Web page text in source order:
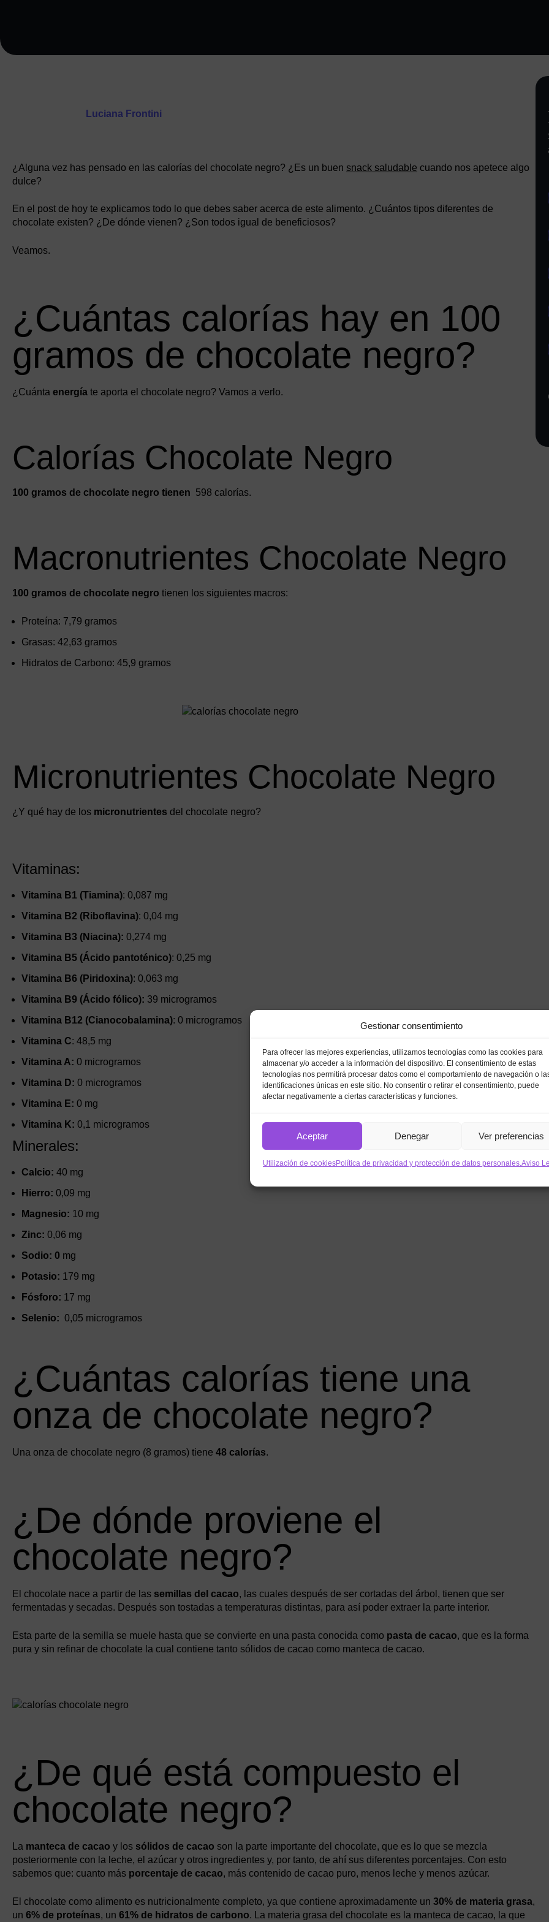
Gestionar consentimiento
Para ofrecer las mejores experiencias, utilizamos tecnologías como las cookies para
almacenar y/o acceder a la información del dispositivo. El consentimiento de estas
tecnologías nos permitirá procesar datos como el comportamiento de navegación o
identificaciones únicas en este sitio. No consentir o retirar el consentimiento, puede
afectar negativamente a ciertas características y funciones.
Aceptar Denegar Ver preferencias
Utilización de cookiesPolítica de privacidad y protección de datos personales.Aviso
Luciana Frontini
¿Alguna vez has pensado en las calorías del chocolate negro? ¿Es un buen snack saludable cuando nos apetece algo
dulce?
En el post de hoy te explicamos todo lo que debes saber acerca de este alimento. ¿Cuántos tipos diferentes de
chocolate existen? ¿De dónde vienen? ¿Son todos igual de beneficiosos?
Veamos.
¿Cuántas calorías hay en 100
gramos de chocolate negro?
¿Cuánta energía te aporta el chocolate negro? Vamos a verlo.
Calorías Chocolate Negro
100 gramos de chocolate negro tienen 598 calorías.
Macronutrientes Chocolate Negro
100 gramos de chocolate negro tienen los siguientes macros:
Proteína: 7,79 gramos
Grasas: 42,63 gramos
Hidratos de Carbono: 45,9 gramos
Micronutrientes Chocolate Negro
¿Y qué hay de los micronutrientes del chocolate negro?
Vitaminas:
Vitamina B1 (Tiamina): 0,087 mg
Vitamina B2 (Riboflavina): 0,04 mg
Vitamina B3 (Niacina): 0,274 mg
Vitamina B5 (Ácido pantoténico): 0,25 mg
Vitamina B6 (Piridoxina): 0,063 mg
Vitamina B9 (Ácido fólico): 39 microgramos
Vitamina B12 (Cianocobalamina): 0 microgramos
Vitamina C: 48,5 mg
Vitamina A: 0 microgramos
Vitamina D: 0 microgramos
Vitamina E: 0 mg
Vitamina K: 0,1 microgramos
Minerales:
Calcio: 40 mg
Hierro: 0,09 mg
Magnesio: 10 mg
Zinc: 0,06 mg
Sodio: 0 mg
Potasio: 179 mg
Fósforo: 17 mg
Selenio: 0,05 microgramos
¿Cuántas calorías tiene una
onza de chocolate negro?
Una onza de chocolate negro (8 gramos) tiene 48 calorías.
¿De dónde proviene el
chocolate negro?
El chocolate nace a partir de las semillas del cacao, las cuales después de ser cortadas del árbol, tienen que ser
fermentadas y secadas. Después son tostadas a temperaturas distintas, para así poder extraer la parte interior.
Esta parte de la semilla se muele hasta que se convierte en una pasta conocida como pasta de cacao, que es la forma
pura y sin refinar de chocolate la cual contiene tanto sólidos de cacao como manteca de cacao.
¿De qué está compuesto el
chocolate negro?
La manteca de cacao y los sólidos de cacao son la parte importante del chocolate, que es lo que se mezcla
posteriormente con la leche, el azúcar y otros ingredientes y, por tanto, de ahí sus diferentes porcentajes. Con esto
sabemos que: cuanto más porcentaje de cacao, más contenido de cacao puro, menos leche y menos azúcar.
El chocolate como alimento es nutricionalmente completo, ya que contiene aproximadamente un 30% de materia grasa,
un 6% de proteínas, un 61% de hidratos de carbono. La materia grasa del chocolate es la manteca de cacao, la que